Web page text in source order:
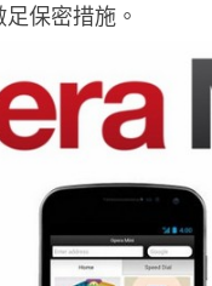
保密措施。